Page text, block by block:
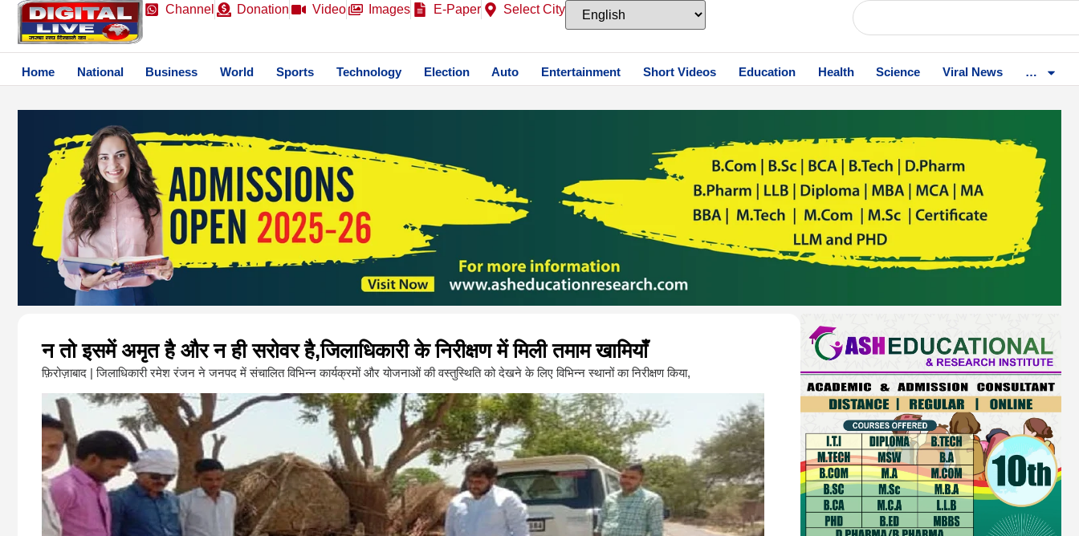
Channel Donation Video Images E-Paper Select City
Home National Business World Sports Technology Election Auto Entertainment Short Videos Education Health Science Viral News …
न तो इसमें अमृत है और न ही सरोवर है,जिलाधिकारी के निरीक्षण में मिली तमाम खामियाँ
फ़िरोज़ाबाद | जिलाधिकारी रमेश रंजन ने जनपद में संचालित विभिन्न कार्यक्रमों और योजनाओं की वस्तुस्थिति को देखने के लिए विभिन्न स्थानों का निरीक्षण किया,